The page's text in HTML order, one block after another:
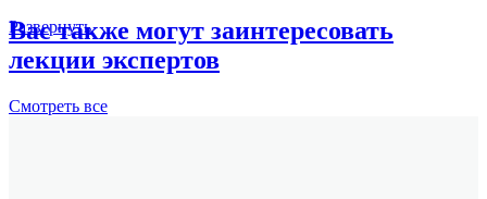
Развернуть
Вас также могут заинтересовать
лекции экспертов
Смотреть все